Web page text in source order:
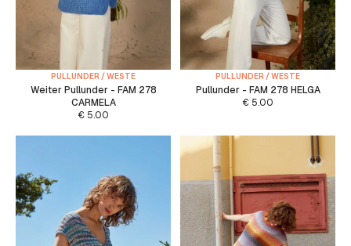
PULLUNDER / WESTE
Weiter Pullunder - FAM 278
CARMELA
€ 5.00
PULLUNDER / WESTE
Pullunder - FAM 278 HELGA
€ 5.00